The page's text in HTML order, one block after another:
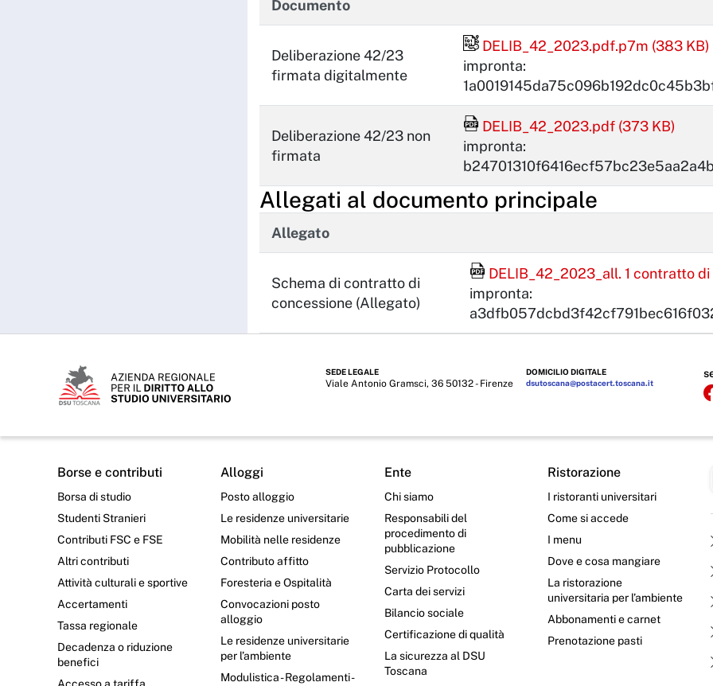
Documento
Deliberazione 42/23
firmata digitalmente
File firmato digitalmente
DELIB_42_2023.pdf.p7m (383 KB)
impronta:
Deliberazione 42/23 non
firmata
File Acrobat Reader
DELIB_42_2023.pdf (373 KB)
impronta:
Allegati al documento principale
Allegato
Schema di contratto di
concessione (Allegato)
File Acrobat Reader
DELIB_42_2023_all. 1 contratto
impronta:
SEDE LEGALE
Viale Antonio Gramsci, 36 50132 - Firenze
DOMICILIO DIGITALE
dsutoscana@postacert.toscana.it
Borse e contributi
Borsa di studio
Studenti Stranieri
Contributi FSC e FSE
Altri contributi
Attività culturali e sportive
Accertamenti
Tassa regionale
Decadenza o riduzione
benefici
Alloggi
Posto alloggio
Le residenze universitarie
Mobilità nelle residenze
Contributo affitto
Foresteria e Ospitalità
Convocazioni posto
alloggio
Le residenze universitarie
per l’ambiente
Modulistica - Regolamenti -
Ente
Chi siamo
Responsabili del
procedimento di
pubblicazione
Servizio Protocollo
Carta dei servizi
Bilancio sociale
Certificazione di qualità
La sicurezza al DSU
Toscana
Ristorazione
I ristoranti universitari
Come si accede
I menu
Dove e cosa mangiare
La ristorazione
universitaria per l’ambiente
Abbonamenti e carnet
Prenotazione pasti